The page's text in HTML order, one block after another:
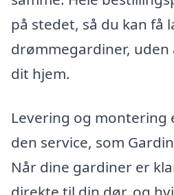
på stedet, så du kan få
drømmegardiner, uden
dit hjem.
Levering og montering
den service, som
Når dine gardiner er